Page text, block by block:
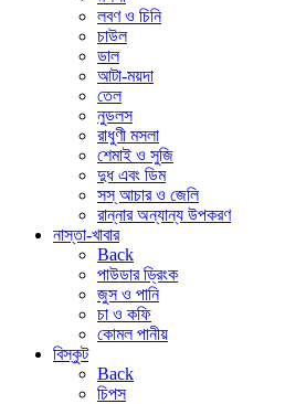
লবণ ও চিনি
চাউল
ডাল
আটা-ময়দা
তেল
নুডলস
রাধুণী মসলা
শেমাই ও সুজি
দুধ এবং ডিম
সস্ আচার ও জেলি
রান্নার অন্যান্য উপকরণ
নাস্তা-খাবার
Back
পাউডার ড্রিংক
জুস ও পানি
চা ও কফি
কোমল পানীয়
বিস্কুট
Back
চিপস